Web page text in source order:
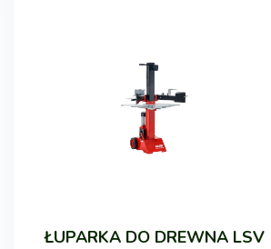
ŁUPARKA DO DREWNA LSV